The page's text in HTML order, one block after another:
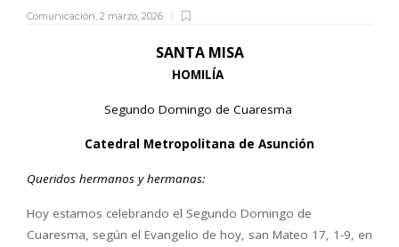
Comunicación, 2 marzo, 2026
SANTA MISA
HOMILÍA
Segundo Domingo de Cuaresma
Catedral Metropolitana de Asunción
Queridos hermanos y hermanas:
Hoy estamos celebrando el Segundo Domingo de
Cuaresma, según el Evangelio de hoy, san Mateo 17, 1-9, en